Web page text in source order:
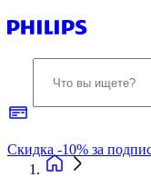
Скидка -10% за